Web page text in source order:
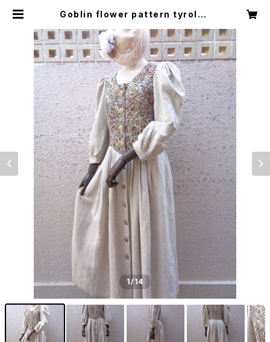
Goblin flower pattern tyrolea
ワンピース | Little Trip to Heave
n
1/14